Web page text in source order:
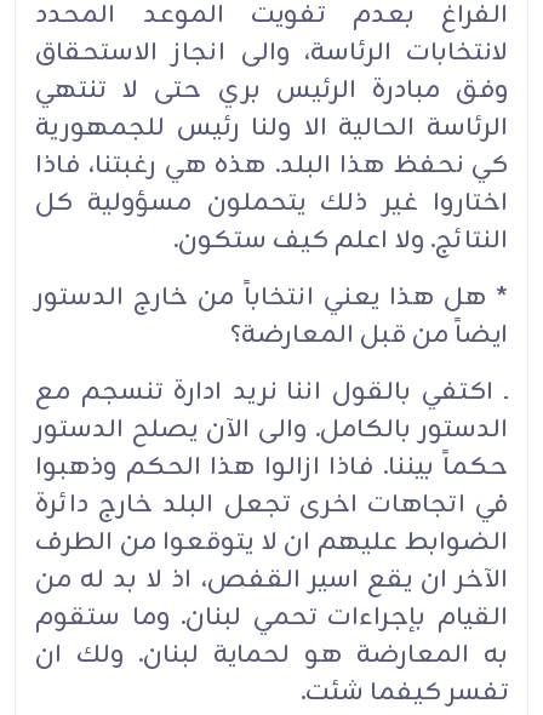
الفراغ بعدم تفويت الموعد المحدد
لانتخابات الرئاسة، والى انجاز الاستحقاق
وفق مبادرة الرئيس بري حتى لا تنتهي
الرئاسة الحالية الا ولنا رئيس للجمهورية
كي نحفظ هذا البلد. هذه هي رغبتنا، فاذا
اختاروا غير ذلك يتحملون مسؤولية كل
النتائج. ولا اعلم كيف ستكون.
* هل هذا يعني انتخاباً من خارج الدستور
ايضاً من قبل المعارضة؟
ـ اكتفي بالقول اننا نريد ادارة تنسجم مع
الدستور بالكامل. والى الآن يصلح الدستور
حكماً بيننا. فاذا ازالوا هذا الحكم وذهبوا
في اتجاهات اخرى تجعل البلد خارج دائرة
الضوابط عليهم ان لا يتوقعوا من الطرف
الآخر ان يقع اسير القفص، اذ لا بد له من
القيام بإجراءات تحمي لبنان. وما ستقوم
به المعارضة هو لحماية لبنان. ولك ان
تفسر كيفما شئت.